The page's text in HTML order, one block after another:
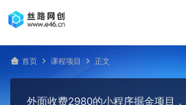
首页 课程项目 正文
外面收费2980的小程序掘金项目